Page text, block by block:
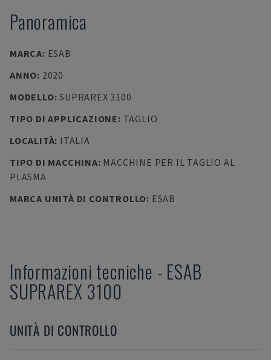
Panoramica
MARCA: ESAB
ANNO: 2020
MODELLO:SUPRAREX 3100
TIPO DI APPLICAZIONE: TAGLIO
LOCALITÀ: ITALIA
TIPO DI MACCHINA: MACCHINE PER IL TAGLIO AL
PLASMA
MARCA UNITÀ DI CONTROLLO: ESAB
Informazioni tecniche - ESAB
SUPRAREX 3100
UNITÀ DI CONTROLLO